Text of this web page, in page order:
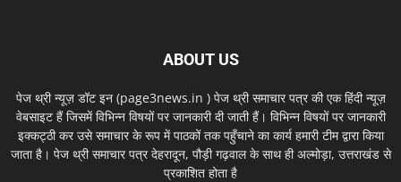
ABOUT US
पेज थ्री न्यूज़ डॉट इन (page3news.in ) पेज थ्री समाचार पत्र की एक हिंदी न्यूज़
वेबसाइट हैं जिसमें विभिन्न विषयों पर जानकारी दी जाती हैं। विभिन्न विषयों पर जानकारी
इक्कट्ठी कर उसे समाचार के रूप में पाठकों तक पहुँचाने का कार्य हमारी टीम द्वारा किया
जाता है। पेज थ्री समाचार पत्र देहरादून, पौड़ी गढ़वाल के साथ ही अल्मोड़ा, उत्तराखंड से
प्रकाशित होता है